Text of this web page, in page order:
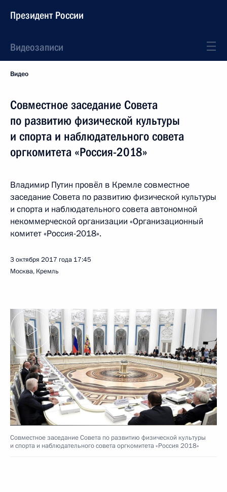
Президент России
Видеозаписи
Видео
Совместное заседание Совета
по развитию физической культуры
и спорта и наблюдательного совета
оргкомитета «Россия-2018»
Владимир Путин провёл в Кремле совместное
заседание Совета по развитию физической культуры
и спорта и наблюдательного совета автономной
некоммерческой организации «Организационный
комитет «Россия-2018».
3 октября 2017 года 17:45
Москва, Кремль
Совместное заседание Совета по развитию физической культуры
и спорта и наблюдательного совета оргкомитета «Россия 2018»